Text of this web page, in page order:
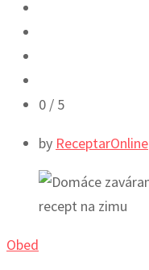
0 / 5
by ReceptarOnline
Obed